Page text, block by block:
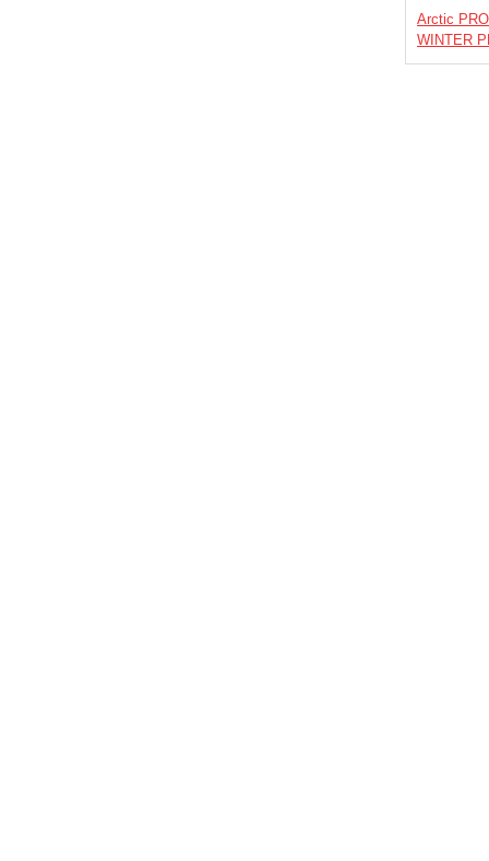
Arctic
WINTER